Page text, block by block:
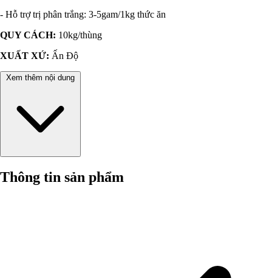
- Hỗ trợ trị phân trắng: 3-5gam/1kg thức ăn
QUY CÁCH: 10kg/thùng
XUẤT XỨ: Ấn Độ
Xem thêm nội dung
Thông tin sản phẩm